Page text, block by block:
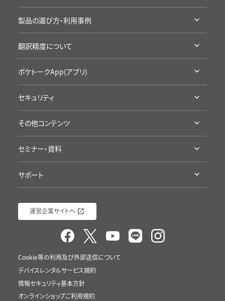
アクセサリ・保証
通信SIMの延長
お試し・レンタル
導入事例
カンファレンスに
学校の授業に
製品の選び方・利用事例
学校の事例
翻訳精度について
ポケトークApp(アプリ)
Google Playへ
アプリ評価を見る
セキュリティ
その他コンテンツ
ポケトーク徹底検証
ポケトーク流の語学学習 ポケトークチャレンジ
セミナー・資料
サポート
運営企業サイトへ
Cookie等の利用及び外部送信について
デバイスレンタルサービス規約
情報セキュリティ基本方針
オンラインショップご利用規約